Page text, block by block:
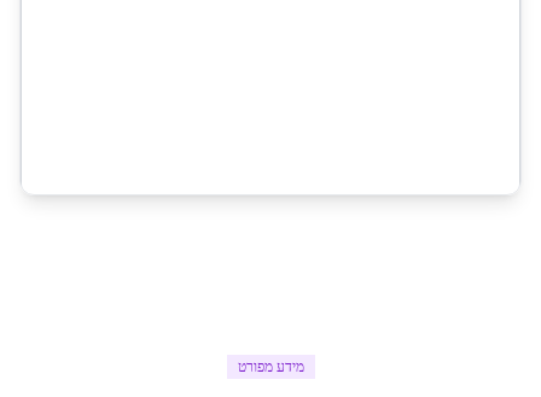
מידע מפורט